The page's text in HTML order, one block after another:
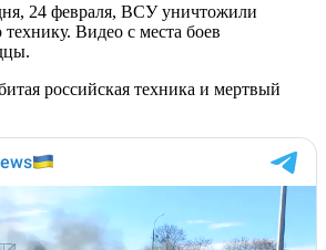
24 февраля, ВСУ уничтожили
Видео с места боев
российская техника и мертвый